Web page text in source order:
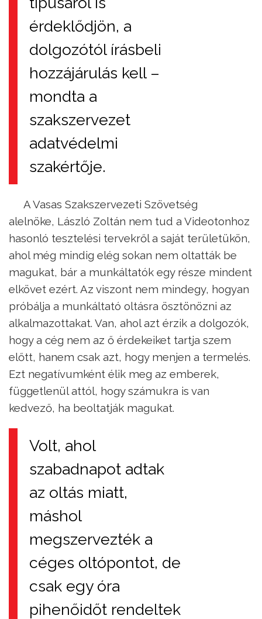
érdeklődjön, a
dolgozótól írásbeli
hozzájárulás kell –
mondta a
szakszervezet
adatvédelmi
szakértője.
A Vasas Szakszervezeti Szövetség
alelnöke, László Zoltán nem tud a Videotonhoz
hasonló tesztelési tervekről a saját területükön,
ahol még mindig elég sokan nem oltatták be
magukat, bár a munkáltatók egy része mindent
elkövet ezért. Az viszont nem mindegy, hogyan
próbálja a munkáltató oltásra ösztönözni az
alkalmazottakat. Van, ahol azt érzik a dolgozók,
hogy a cég nem az ő érdekeiket tartja szem
előtt, hanem csak azt, hogy menjen a termelés.
Ezt negatívumként élik meg az emberek,
függetlenül attól, hogy számukra is van
kedvező, ha beoltatják magukat.
Volt, ahol
szabadnapot adtak
az oltás miatt,
máshol
megszervezték a
céges oltópontot, de
csak egy óra
pihenőidőt rendeltek